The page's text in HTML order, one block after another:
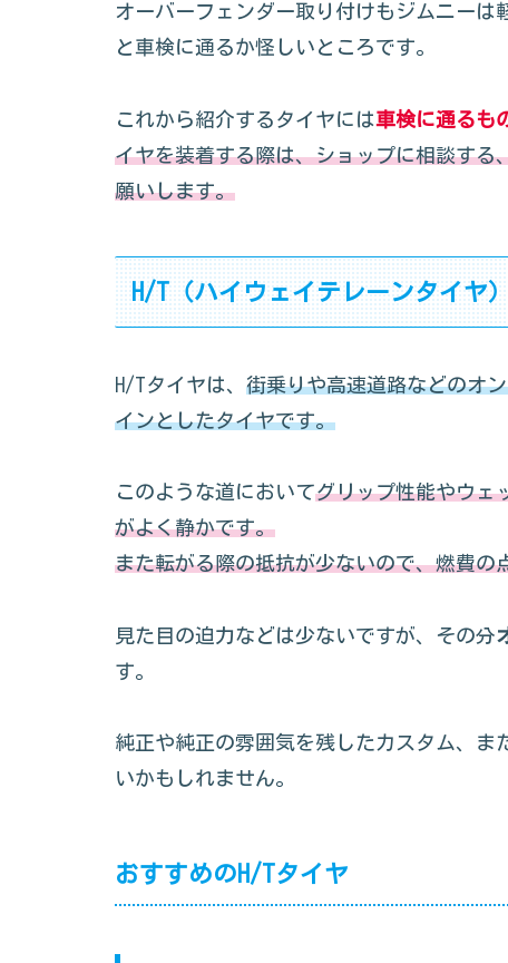
オーバーフェンダー取り付けもジムニーは
と車検に通るか怪しいところです。
これから紹介するタイヤには車検に通るも
イヤを装着する際は、ショップに相談す
願いします。
H/T（ハイウェイテレーンタイヤ
H/Tタイヤは、 街乗りや高速道路などのオ
インとしたタイヤです。
このような道においてグリップ性能やウェ
がよく静かです。
また転がる際の抵抗が少ないので、燃費の
見た目の迫力などは少ないですが、その分
す。
純正や純正の雰囲気を残したカスタム、
いかもしれません。
おすすめのH/Tタイヤ